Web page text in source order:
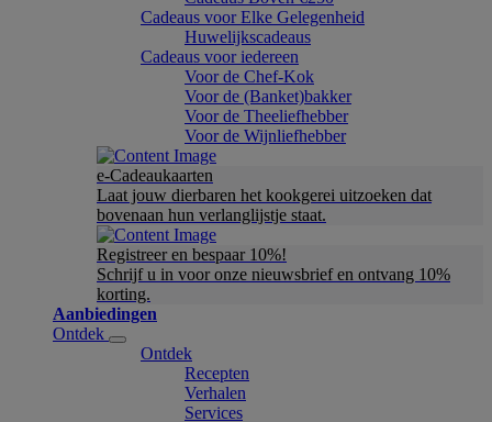
Cadeaus voor Elke Gelegenheid
Huwelijkscadeaus
Cadeaus voor iedereen
Voor de Chef-Kok
Voor de (Banket)bakker
Voor de Theeliefhebber
Voor de Wijnliefhebber
e-Cadeaukaarten
Laat jouw dierbaren het kookgerei uitzoeken dat
bovenaan hun verlanglijstje staat.
Registreer en bespaar 10%!
Schrijf u in voor onze nieuwsbrief en ontvang 10%
korting.
Aanbiedingen
Ontdek
Ontdek
Recepten
Verhalen
Services